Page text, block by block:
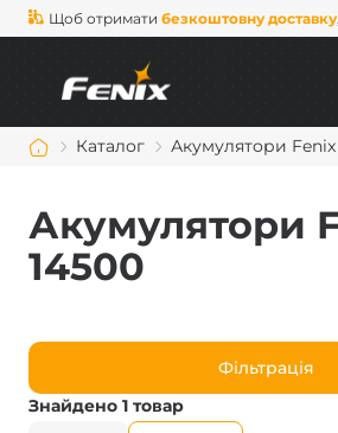
Щоб отримати безкоштовну доставку
Каталог Акумулятори Fenix
Акумулятори
14500
Фільтрація
Знайдено 1 товар